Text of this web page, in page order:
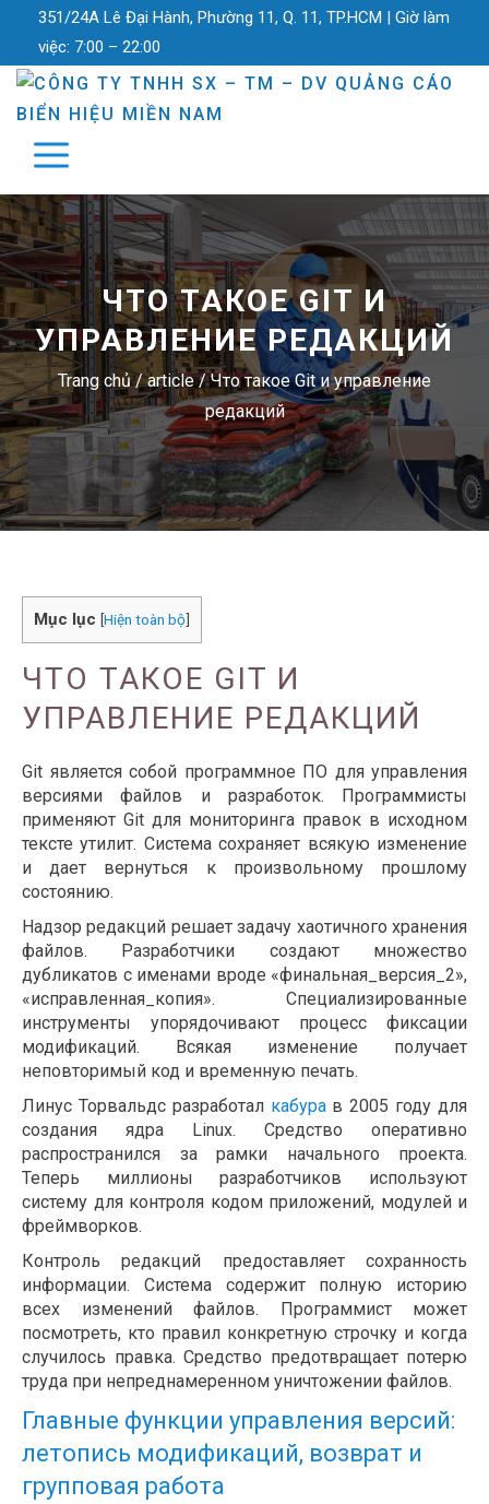
351/24A Lê Đại Hành, Phường 11, Q. 11, TP.HCM | Giờ làm
việc: 7:00 – 22:00
ЧТО ТАКОЕ GIT И
УПРАВЛЕНИЕ РЕДАКЦИЙ
Trang chủ/article/Что такое Git и управление
редакций
Mục lục [Hiện toàn bộ]
ЧТО ТАКОЕ GIT И
УПРАВЛЕНИЕ РЕДАКЦИЙ
Git является собой программное ПО для управления
версиями файлов и разработок. Программисты
применяют Git для мониторинга правок в исходном
тексте утилит. Система сохраняет всякую изменение
и дает вернуться к произвольному прошлому
состоянию.
Надзор редакций решает задачу хаотичного хранения
файлов. Разработчики создают множество
дубликатов с именами вроде «финальная_версия_2»,
«исправленная_копия». Специализированные
инструменты упорядочивают процесс фиксации
модификаций. Всякая изменение получает
неповторимый код и временную печать.
Линус Торвальдс разработал кабурав 2005 году для
создания ядра Linux. Средство оперативно
распространился за рамки начального проекта.
Теперь миллионы разработчиков используют
систему для контроля кодом приложений, модулей и
фреймворков.
Контроль редакций предоставляет сохранность
информации. Система содержит полную историю
всех изменений файлов. Программист может
посмотреть, кто правил конкретную строчку и когда
случилось правка. Средство предотвращает потерю
труда при непреднамеренном уничтожении файлов.
Главные функции управления версий:
летопись модификаций, возврат и
групповая работа